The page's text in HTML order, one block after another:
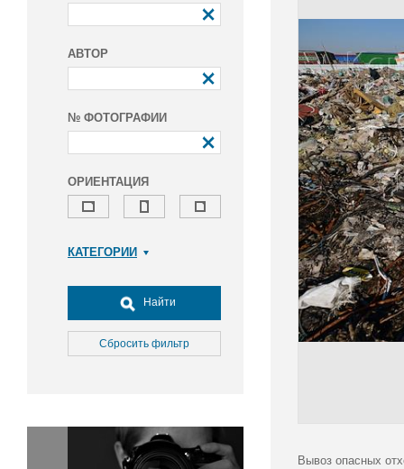
АВТОР
№ ФОТОГРАФИИ
ОРИЕНТАЦИЯ
КАТЕГОРИИ
Досуг, туризм и отдых
Культура
Медицина
Окружающая среда
Политика
Найти
Сбросить фильтр
Вывоз опасных